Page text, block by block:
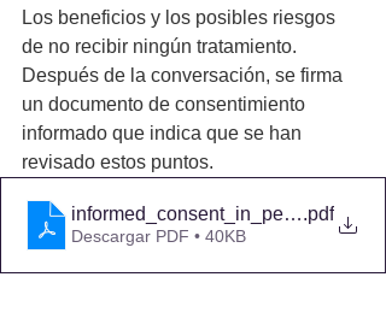
Los beneficios y los posibles riesgos
de no recibir ningún tratamiento.
Después de la conversación, se firma
un documento de consentimiento
informado que indica que se han
revisado estos puntos.
.pdf
Descargar PDF • 40KB